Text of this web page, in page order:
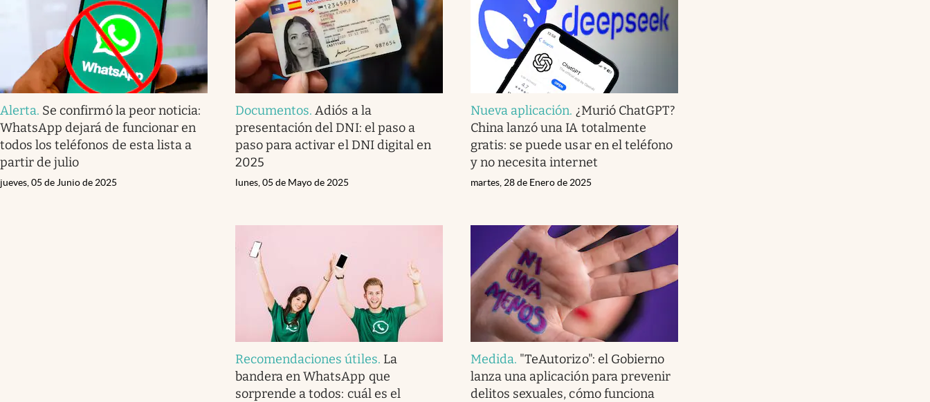
Alerta. Se confirmó la peor noticia:
WhatsApp dejará de funcionar en
todos los teléfonos de esta lista a
partir de julio
jueves, 05 de Junio de 2025
Documentos.Adiós a la
presentación del DNI: el paso a
paso para activar el DNI digital en
2025
lunes, 05 de Mayo de 2025
Nueva aplicación. ¿Murió ChatGPT?
China lanzó una IA totalmente
gratis: se puede usar en el teléfono
y no necesita internet
martes, 28 de Enero de 2025
Recomendaciones útiles. La
bandera en WhatsApp que
sorprende a todos: cuál es el
Medida. "TeAutorizo": el Gobierno
lanza una aplicación para prevenir
delitos sexuales, cómo funciona